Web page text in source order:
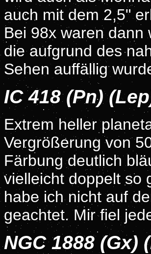
auch mit dem 2,5"
Bei 98x waren dann
die aufgrund des
Sehen auffällig
IC 418 (Pn)
Extrem heller
Vergrößerung von
Färbung deutlich
vielleicht doppelt so
habe ich nicht auf
geachtet. Mir fiel
NGC 1888 (Gx)